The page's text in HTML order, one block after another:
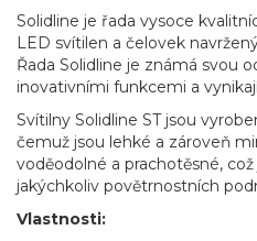
Solidline je řada vysoce
LED svítilen a čelovek
Řada Solidline je známá svou
inovativními funkcemi a
Svítilny Solidline ST jsou
čemuž jsou lehké a zároveň
voděodolné a prachotěsné,
jakýchkoliv povětrnostních
Vlastnosti: